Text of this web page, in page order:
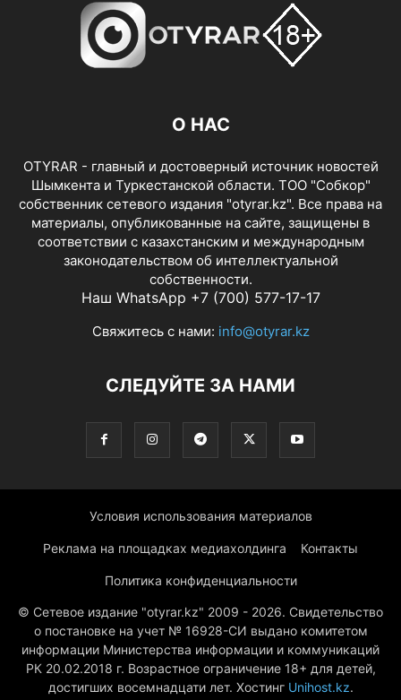
О НАС
OTYRAR - главный и достоверный источник новостей
Шымкента и Туркестанской области. ТОО "Собкор"
собственник сетевого издания "otyrar.kz". Все права на
материалы, опубликованные на сайте, защищены в
соответствии с казахстанским и международным
законодательством об интеллектуальной
собственности.
Наш WhatsApp +7 (700) 577-17-17
Свяжитесь с нами: info@otyrar.kz
СЛЕДУЙТЕ ЗА НАМИ
Условия использования материалов
Реклама на площадках медиахолдинга Контакты
Политика конфиденциальности
© Сетевое издание "otyrar.kz" 2009 - 2026. Свидетельство
о постановке на учет № 16928-СИ выдано комитетом
информации Министерства информации и коммуникаций
РК 20.02.2018 г. Возрастное ограничение 18+ для детей,
достигших восемнадцати лет. Хостинг Unihost.kz.